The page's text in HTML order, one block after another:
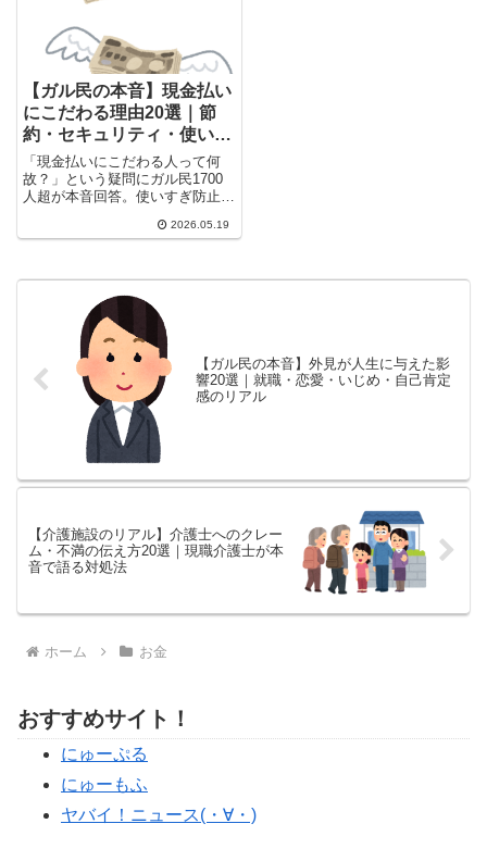
【ガル民の本音】現金払い
にこだわる理由20選｜節
約・セキュリティ・使いす
ぎ防止まで
「現金払いにこだわる人って何
故？」という疑問にガル民1700
人超が本音回答。使いすぎ防止・
面倒・現金のみ店が安いなど、
がわかる。
2026.05.19
【ガル民の本音】外見が人生に与えた影
響20選｜就職・恋愛・いじめ・自己肯定
感のリアル
【介護施設のリアル】介護士へのクレー
ム・不満の伝え方20選｜現職介護士が本
音で語る対処法
ホーム お金
おすすめサイト！
にゅーぷる
にゅーもふ
ヤバイ！ニュース(・∀・)